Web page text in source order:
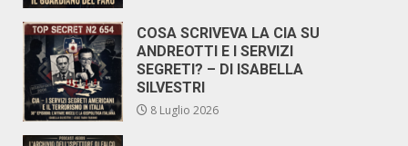
COSA SCRIVEVA LA CIA SU
ANDREOTTI E I SERVIZI
SEGRETI? – DI ISABELLA
SILVESTRI
8 Luglio 2026